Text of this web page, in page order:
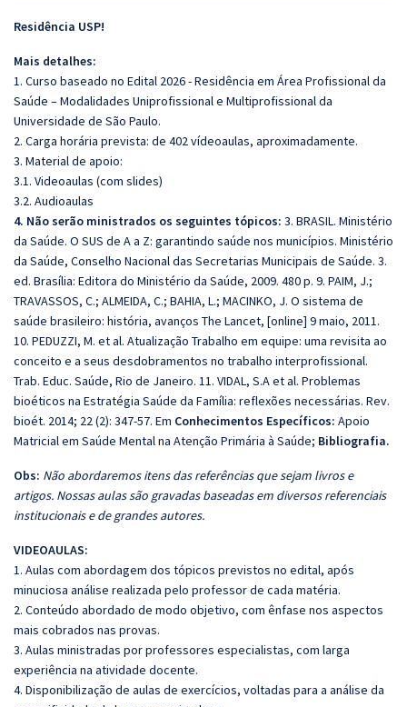
Residência USP!
Mais detalhes:
1. Curso baseado no Edital 2026 - Residência em Área Profissional da
Saúde – Modalidades Uniprofissional e Multiprofissional da
Universidade de São Paulo.
2. Carga horária prevista: de 402 vídeoaulas, aproximadamente.
3. Material de apoio:
3.1. Videoaulas (com slides)
3.2. Audioaulas
4. Não serão ministrados os seguintes tópicos: 3. BRASIL. Ministério
da Saúde. O SUS de A a Z: garantindo saúde nos municípios. Ministério
da Saúde, Conselho Nacional das Secretarias Municipais de Saúde. 3.
ed. Brasília: Editora do Ministério da Saúde, 2009. 480 p. 9. PAIM, J.;
TRAVASSOS, C.; ALMEIDA, C.; BAHIA, L.; MACINKO, J. O sistema de
saúde brasileiro: história, avanços The Lancet, [online] 9 maio, 2011.
10. PEDUZZI, M. et al. Atualização Trabalho em equipe: uma revisita ao
conceito e a seus desdobramentos no trabalho interprofissional.
Trab. Educ. Saúde, Rio de Janeiro. 11. VIDAL, S.A et al. Problemas
bioéticos na Estratégia Saúde da Família: reflexões necessárias. Rev.
bioét. 2014; 22 (2): 347-57. Em Conhecimentos Específicos: Apoio
Matricial em Saúde Mental na Atenção Primária à Saúde; Bibliografia.
Obs: Não abordaremos itens das referências que sejam livros e
artigos. Nossas aulas são gravadas baseadas em diversos referenciais
institucionais e de grandes autores.
VIDEOAULAS:
1. Aulas com abordagem dos tópicos previstos no edital, após
minuciosa análise realizada pelo professor de cada matéria.
2. Conteúdo abordado de modo objetivo, com ênfase nos aspectos
mais cobrados nas provas.
3. Aulas ministradas por professores especialistas, com larga
experiência na atividade docente.
4. Disponibilização de aulas de exercícios, voltadas para a análise da